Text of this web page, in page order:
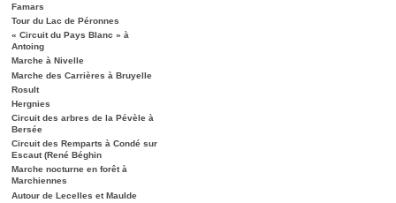
Famars
Tour du Lac de Péronnes
« Circuit du Pays Blanc » à
Antoing
Marche à Nivelle
Marche des Carrières à Bruyelle
Rosult
Hergnies
Circuit des arbres de la Pévèle à
Bersée
Circuit des Remparts à Condé sur
Escaut (René Béghin
Marche nocturne en forêt à
Marchiennes
Autour de Lecelles et Maulde